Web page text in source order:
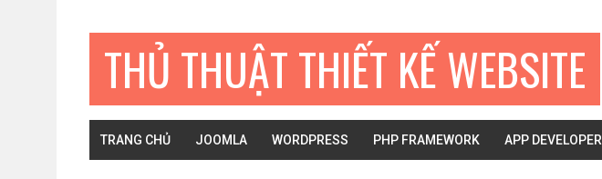
THỦ THUẬT THIẾT KẾ WEBSITE
TRANG CHỦ JOOMLA WORDPRESS PHP FRAMEWORK APP DEVELOPER